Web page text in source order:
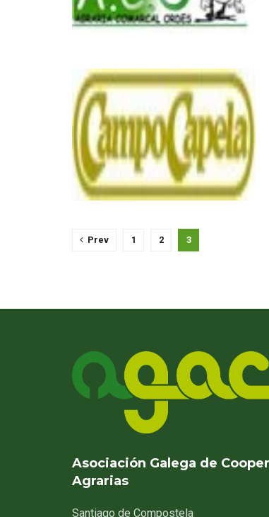
Prev 1 2 3
Asociación Galega de
Agrarias
Santiago de Compostela